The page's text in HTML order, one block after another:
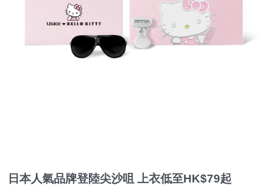
日本人氣品牌登陸尖沙咀 上衣低至HK$79起